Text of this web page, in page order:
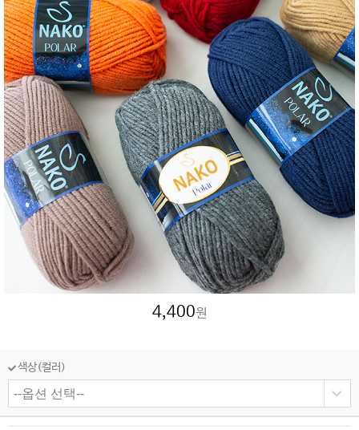
4,400원
색상(컬러)